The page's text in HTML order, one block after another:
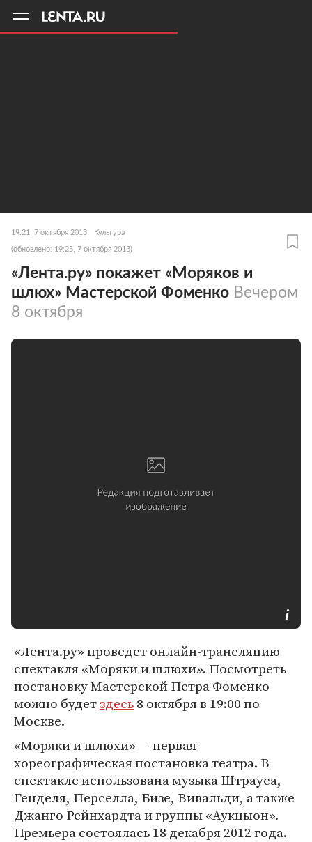
19:21, 7 октября 2013 Культура
(обновлено: 19:25, 7 октября 2013)
«Лента.ру» покажет «Моряков и
шлюх» Мастерской Фоменко Вечером
8 октября
«Лента.ру» проведет онлайн-трансляцию
спектакля «Моряки и шлюхи». Посмотреть
постановку Мастерской Петра Фоменко
можно будетздесь8 октября в 19:00 по
Москве.
«Моряки и шлюхи» — первая
хореографическая постановка театра. В
спектакле использована музыка Штрауса,
Генделя, Перселла, Бизе, Вивальди, а также
Джанго Рейнхардта и группы «Аукцыон».
Премьера состоялась 18 декабря 2012 года.